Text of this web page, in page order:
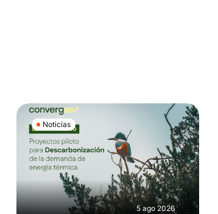
Noticias
5 ago 2026